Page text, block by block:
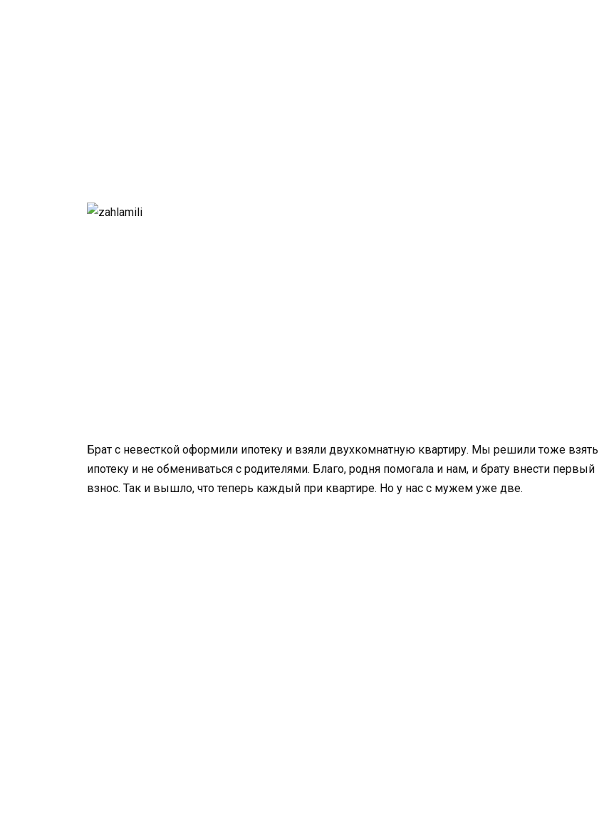
Брат с невесткой оформили ипотеку и взяли двухкомнатную квартиру. Мы решили тоже взять
ипотеку и не обмениваться с родителями. Благо, родня помогала и нам, и брату внести первый
взнос. Так и вышло, что теперь каждый при квартире. Но у нас с мужем уже две.